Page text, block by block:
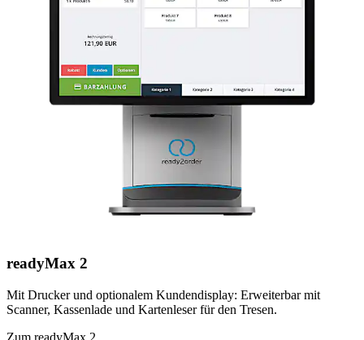
readyMax 2
Mit Drucker und optionalem Kundendisplay: Erweiterbar mit
Scanner, Kassenlade und Kartenleser für den Tresen.
Zum readyMax 2